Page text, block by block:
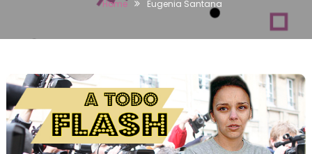
Home Eugenia Santana